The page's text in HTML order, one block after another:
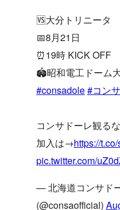
🆚大分トリニータ
📅8月21日
⏰19時 KICK OFF
🏟昭和電工ドーム
#consadole#コン
コンサドーレ観る
加入は→https://
pic.twitter.com/
— 北海道コンサド
(@consaofficial)